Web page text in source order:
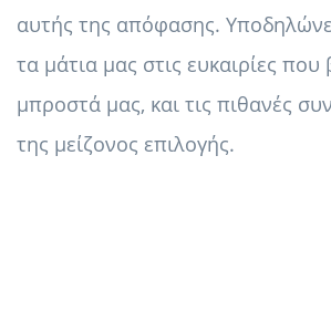
αυτής της απόφασης.
τα μάτια μας στις ευκαιρίες που
μπροστά μας, και τις πιθανές
της μείζονος επιλογής.